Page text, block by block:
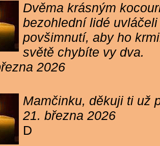
Dvěma krásným
bezohlední lidé
povšimnutí, aby ho
světě chybíte vy dva.
2026
Mamčinku, děkuji ti už
21. března 2026
D